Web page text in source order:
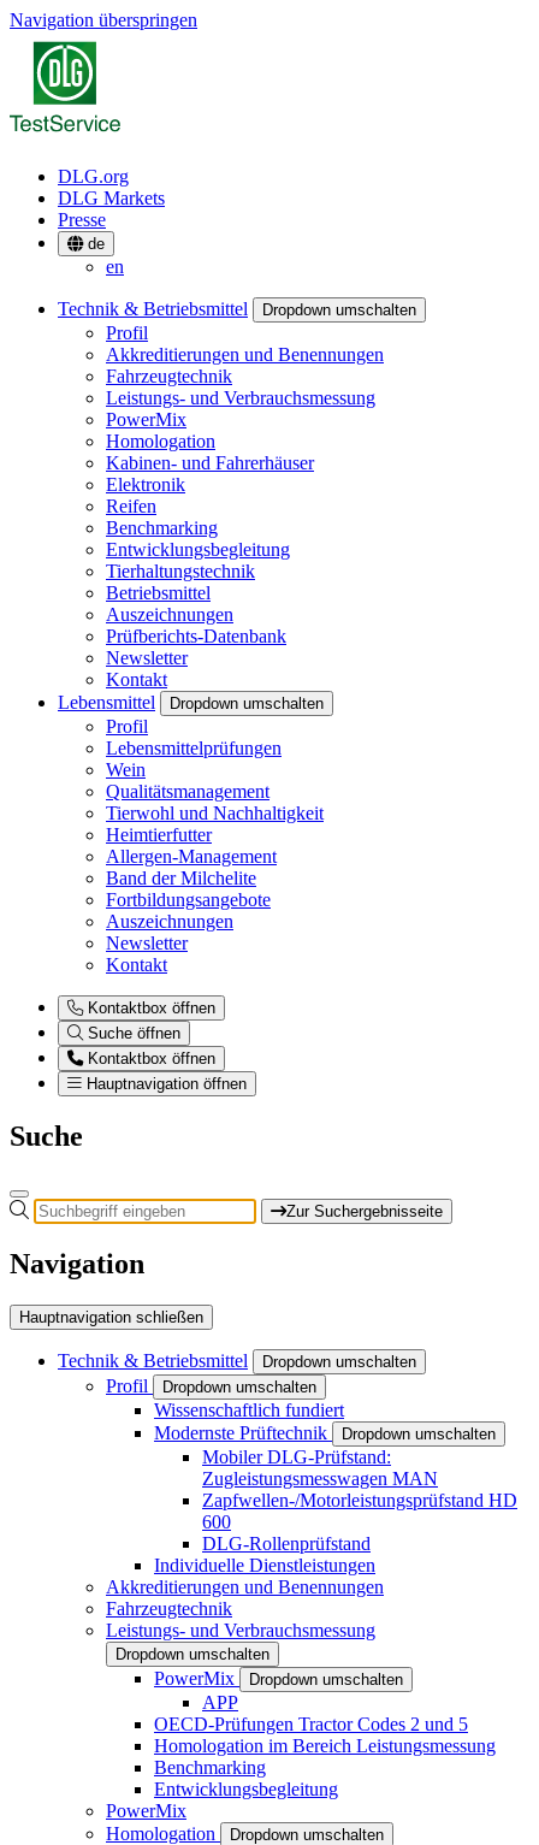
Navigation überspringen
DLG.org
DLG Markets
Presse
de
en
Technik & Betriebsmittel Dropdown umschalten
Profil
Akkreditierungen und Benennungen
Fahrzeugtechnik
Leistungs- und Verbrauchsmessung
PowerMix
Homologation
Kabinen- und Fahrerhäuser
Elektronik
Reifen
Benchmarking
Entwicklungsbegleitung
Tierhaltungstechnik
Betriebsmittel
Auszeichnungen
Prüfberichts-Datenbank
Newsletter
Kontakt
Lebensmittel
Dropdown umschalten
Profil
Lebensmittelprüfungen
Wein
Qualitätsmanagement
Tierwohl und Nachhaltigkeit
Heimtierfutter
Allergen-Management
Band der Milchelite
Fortbildungsangebote
Auszeichnungen
Newsletter
Kontakt
Kontaktbox öffnen
Suche öffnen
Kontaktbox öffnen
Hauptnavigation öffnen
Suche
Zur Suchergebnisseite
Navigation
Hauptnavigation schließen
Technik & Betriebsmittel Dropdown umschalten
Profil Dropdown umschalten
Wissenschaftlich fundiert
Modernste Prüftechnik
Dropdown umschalten
Mobiler DLG-Prüfstand:
Zugleistungsmesswagen MAN
Zapfwellen-/Motorleistungsprüfstand HD
600
DLG-Rollenprüfstand
Individuelle Dienstleistungen
Akkreditierungen und Benennungen
Fahrzeugtechnik
Leistungs- und Verbrauchsmessung
Dropdown umschalten
PowerMix Dropdown umschalten
APP
OECD-Prüfungen Tractor Codes 2 und 5
Homologation im Bereich Leistungsmessung
Benchmarking
Entwicklungsbegleitung
PowerMix
Homologation
Dropdown umschalten